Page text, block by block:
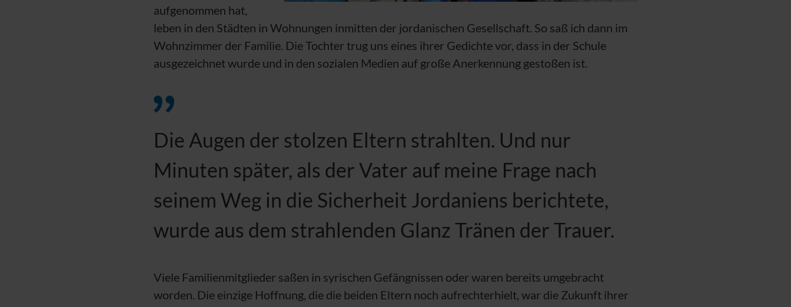
aufgenommen hat,
leben in den Städten in Wohnungen inmitten der jordanischen Gesellschaft. So saß ich dann im
Wohnzimmer der Familie. Die Tochter trug uns eines ihrer Gedichte vor, dass in der Schule
ausgezeichnet wurde und in den sozialen Medien auf große Anerkennung gestoßen ist.
Die Augen der stolzen Eltern strahlten. Und nur
Minuten später, als der Vater auf meine Frage nach
seinem Weg in die Sicherheit Jordaniens berichtete,
wurde aus dem strahlenden Glanz Tränen der Trauer.
Viele Familienmitglieder saßen in syrischen Gefängnissen oder waren bereits umgebracht
worden. Die einzige Hoffnung, die die beiden Eltern noch aufrechterhielt, war die Zukunft ihrer